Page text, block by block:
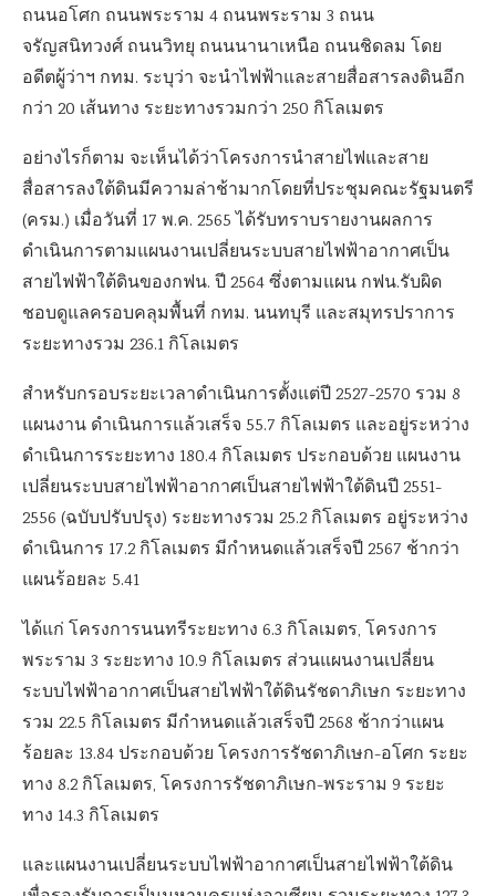
ถนนอโศก ถนนพระราม 4 ถนนพระราม 3 ถนน
จรัญสนิทวงศ์ ถนนวิทยุ ถนนนานาเหนือ ถนนชิดลม โดย
อดีตผู้ว่าฯ กทม. ระบุว่า จะนำไฟฟ้าและสายสื่อสารลงดินอีก
กว่า 20 เส้นทาง ระยะทางรวมกว่า 250 กิโลเมตร
อย่างไรก็ตาม จะเห็นได้ว่าโครงการนำสายไฟและสาย
สื่อสารลงใต้ดินมีความล่าช้ามากโดยที่ประชุมคณะรัฐมนตรี
(ครม.) เมื่อวันที่ 17 พ.ค. 2565 ได้รับทราบรายงานผลการ
ดำเนินการตามแผนงานเปลี่ยนระบบสายไฟฟ้าอากาศเป็น
สายไฟฟ้าใต้ดินของกฟน. ปี 2564 ซึ่งตามแผน กฟน.รับผิด
ชอบดูแลครอบคลุมพื้นที่ กทม. นนทบุรี และสมุทรปราการ
ระยะทางรวม 236.1 กิโลเมตร
สำหรับกรอบระยะเวลาดำเนินการตั้งแต่ปี 2527-2570 รวม 8
แผนงาน ดำเนินการแล้วเสร็จ 55.7 กิโลเมตร และอยู่ระหว่าง
ดำเนินการระยะทาง 180.4 กิโลเมตร ประกอบด้วย แผนงาน
เปลี่ยนระบบสายไฟฟ้าอากาศเป็นสายไฟฟ้าใต้ดินปี 2551-
2556 (ฉบับปรับปรุง) ระยะทางรวม 25.2 กิโลเมตร อยู่ระหว่าง
ดำเนินการ 17.2 กิโลเมตร มีกำหนดแล้วเสร็จปี 2567 ช้ากว่า
แผนร้อยละ 5.41
ได้แก่ โครงการนนทรีระยะทาง 6.3 กิโลเมตร, โครงการ
พระราม 3 ระยะทาง 10.9 กิโลเมตร ส่วนแผนงานเปลี่ยน
ระบบไฟฟ้าอากาศเป็นสายไฟฟ้าใต้ดินรัชดาภิเษก ระยะทาง
รวม 22.5 กิโลเมตร มีกำหนดแล้วเสร็จปี 2568 ช้ากว่าแผน
ร้อยละ 13.84 ประกอบด้วย โครงการรัชดาภิเษก-อโศก ระยะ
ทาง 8.2 กิโลเมตร, โครงการรัชดาภิเษก-พระราม 9 ระยะ
ทาง 14.3 กิโลเมตร
และแผนงานเปลี่ยนระบบไฟฟ้าอากาศเป็นสายไฟฟ้าใต้ดิน